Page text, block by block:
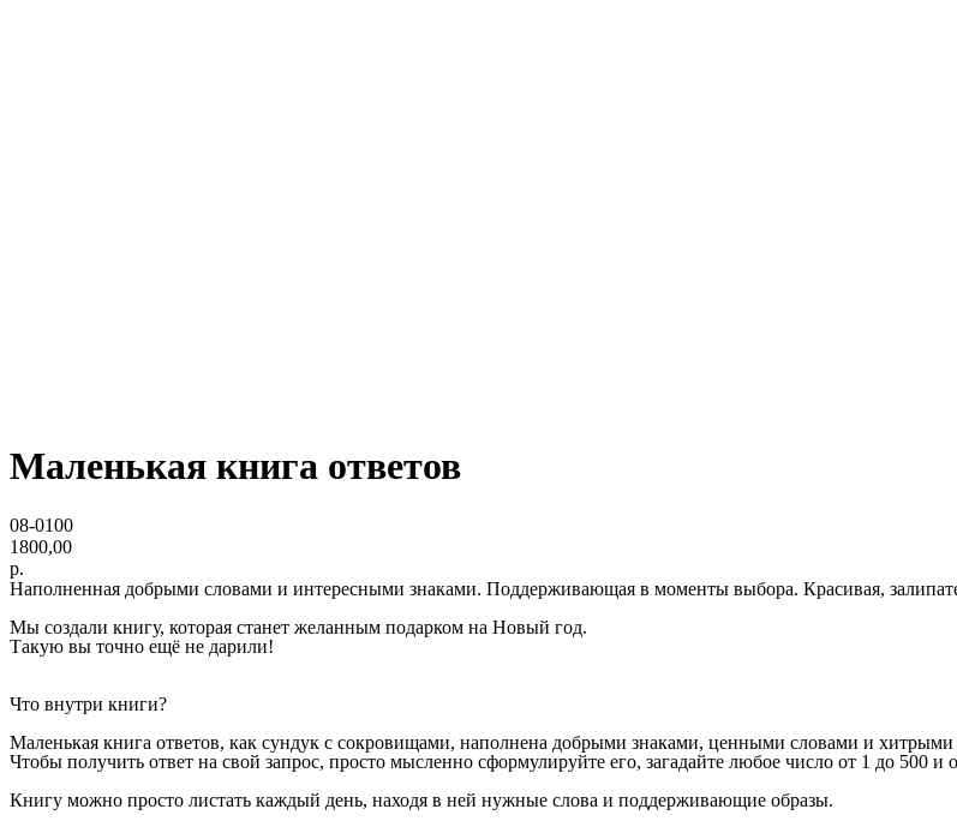
Маленькая книга ответов
08-0100
1800,00
р.
Наполненная добрыми словами и интересными знаками. Поддерживающая в моменты выбора. Красивая,
Мы создали книгу, которая станет желанным подарком на Новый год.
Такую вы точно ещё не дарили!
Что внутри книги?
Маленькая книга ответов, как сундук с сокровищами, наполнена добрыми знаками, ценными словами и
Чтобы получить ответ на свой запрос, просто мысленно сформулируйте его, загадайте любое число от 1 до 500 и
Книгу можно просто листать каждый день, находя в ней нужные слова и поддерживающие образы.